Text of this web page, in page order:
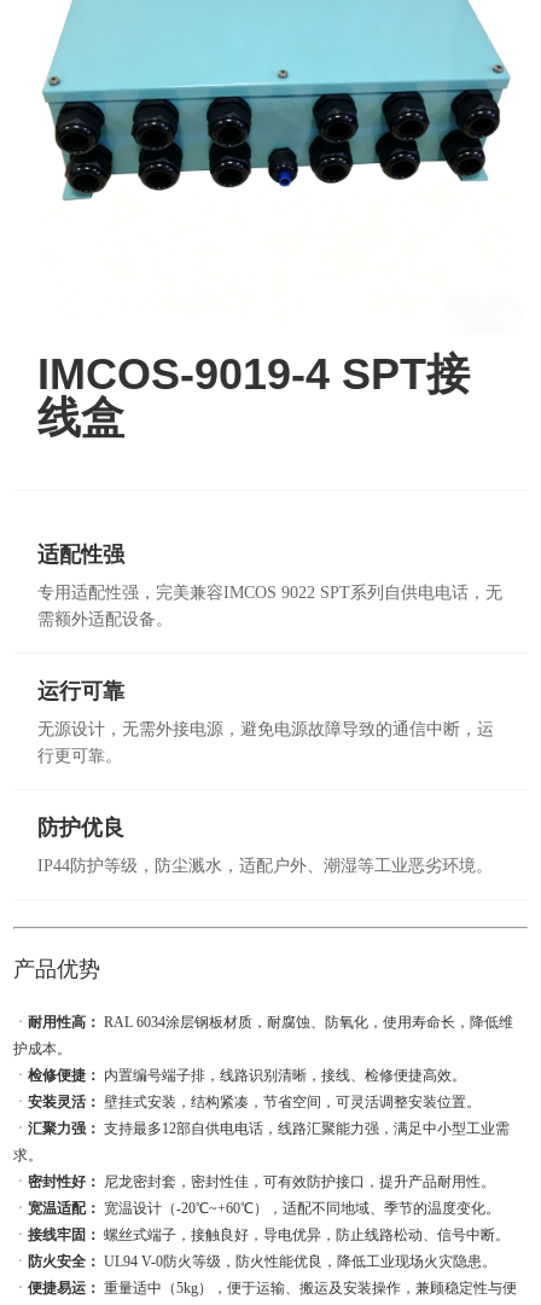
IMCOS-9019-4 SPT接
线盒
适配性强
专用适配性强，完美兼容IMCOS 9022 SPT系列自供电电话，无
需额外适配设备。
运行可靠
无源设计，无需外接电源，避免电源故障导致的通信中断，运
行更可靠。
防护优良
IP44防护等级，防尘溅水，适配户外、潮湿等工业恶劣环境。
产品优势
ㆍ耐用性高： RAL 6034涂层钢板材质，耐腐蚀、防氧化，使用寿命长，降低维
护成本。
ㆍ检修便捷： 内置编号端子排，线路识别清晰，接线、检修便捷高效。
ㆍ安装灵活： 壁挂式安装，结构紧凑，节省空间，可灵活调整安装位置。
ㆍ汇聚力强： 支持最多12部自供电电话，线路汇聚能力强，满足中小型工业需
求。
ㆍ密封性好： 尼龙密封套，密封性佳，可有效防护接口，提升产品耐用性。
ㆍ宽温适配： 宽温设计（-20℃~+60℃），适配不同地域、季节的温度变化。
ㆍ接线牢固： 螺丝式端子，接触良好，导电优异，防止线路松动、信号中断。
ㆍ 防火安全： UL94 V-0防火等级，防火性能优良，降低工业现场火灾隐患。
ㆍ便捷易运： 重量适中（5kg），便于运输、搬运及安装操作，兼顾稳定性与便